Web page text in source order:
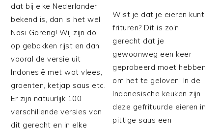
dat bij elke Nederlander
bekend is, dan is het wel
Nasi Goreng! Wij zijn dol
op gebakken rijst en dan
vooral de versie uit
Indonesië met wat vlees,
groenten, ketjap saus etc.
Er zijn natuurlijk 100
verschillende versies van
dit gerecht en in elke
Wist je dat je eieren kunt
frituren? Dit is zo’n
gerecht dat je
gewoonweg een keer
geprobeerd moet hebben
om het te geloven! In de
Indonesische keuken zijn
deze gefrituurde eieren in
pittige saus een